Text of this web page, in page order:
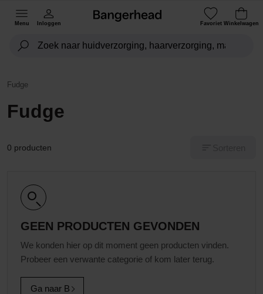
Menu Inloggen Favoriet Winkelwagen
Fudge
Fudge
0 producten
GEEN PRODUCTEN GEVONDEN
We konden hier op dit moment geen producten vinden.
Probeer een verwante categorie of kom later terug.
Ga naar B